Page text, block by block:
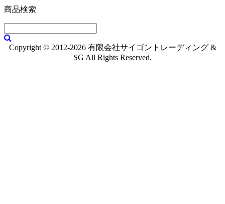
商品検索
Copyright © 2012-2026 有限会社サイゴントレーディング &
SG All Rights Reserved.